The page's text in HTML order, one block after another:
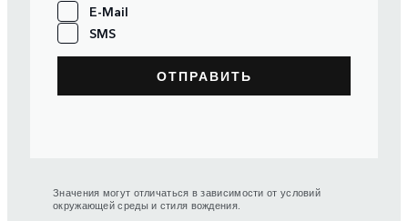
E-Mail
SMS
Значения могут отличаться в зависимости от условий
окружающей среды и стиля вождения.